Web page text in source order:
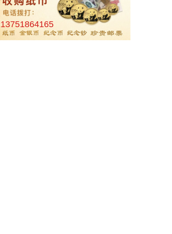
13751864165